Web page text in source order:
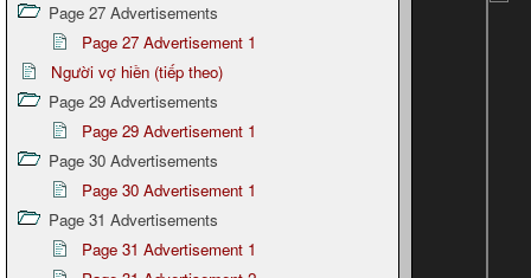
Page 27 Advertisements
Page 27 Advertisement 1
Người vợ hiền (tiếp theo)
Page 29 Advertisements
Page 29 Advertisement 1
Page 30 Advertisements
Page 30 Advertisement 1
Page 31 Advertisements
Page 31 Advertisement 1